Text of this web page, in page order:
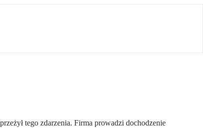
tego zdarzenia. Firma prowadzi dochodzenie